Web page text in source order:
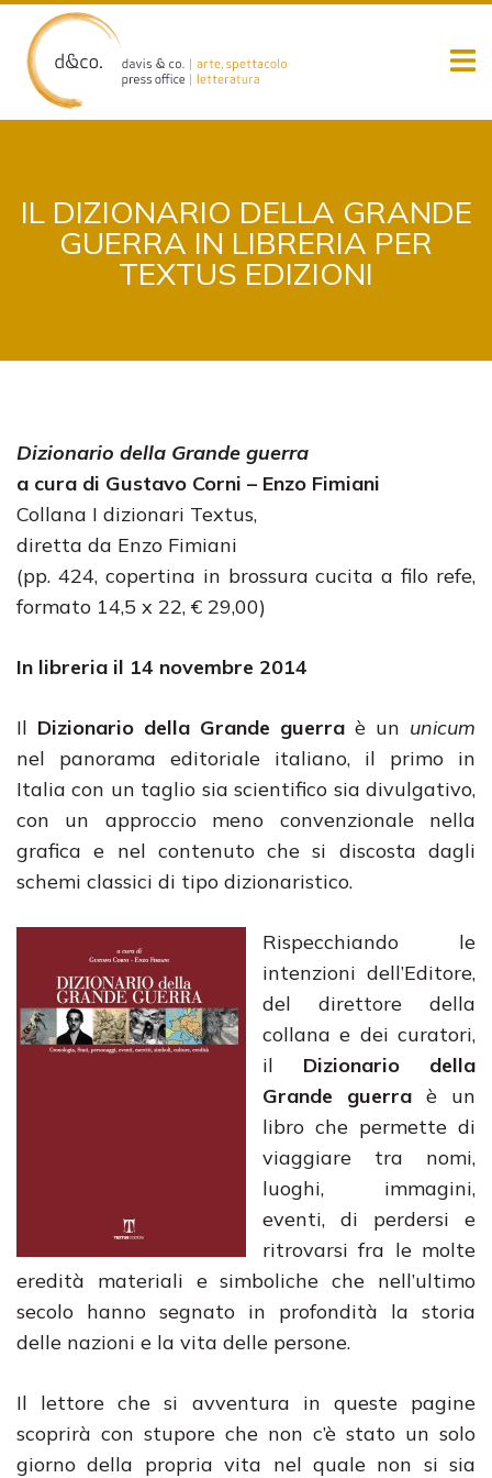
content
IL DIZIONARIO DELLA GRANDE
GUERRA IN LIBRERIA PER
TEXTUS EDIZIONI
Dizionario della Grande guerra
a cura di Gustavo Corni – Enzo Fimiani
Collana I dizionari Textus,
diretta da Enzo Fimiani
(pp. 424, copertina in brossura cucita a filo refe,
formato 14,5 x 22, € 29,00)
In libreria il 14 novembre 2014
Il Dizionario della Grande guerra è un unicum
nel panorama editoriale italiano, il primo in
Italia con un taglio sia scientifico sia divulgativo,
con un approccio meno convenzionale nella
grafica e nel contenuto che si discosta dagli
schemi classici di tipo dizionaristico.
Rispecchiando le
intenzioni dell’Editore,
del direttore della
collana e dei curatori,
il Dizionario della
Grande guerra è un
libro che permette di
viaggiare tra nomi,
luoghi, immagini,
eventi, di perdersi e
ritrovarsi fra le molte
eredità materiali e simboliche che nell’ultimo
secolo hanno segnato in profondità la storia
delle nazioni e la vita delle persone.
Il lettore che si avventura in queste pagine
scoprirà con stupore che non c’è stato un solo
giorno della propria vita nel quale non si sia